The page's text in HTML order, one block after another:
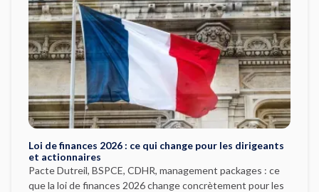
Loi de finances 2026 : ce qui change pour les dirigeants
et actionnaires
Pacte Dutreil, BSPCE, CDHR, management packages : ce
que la loi de finances 2026 change concrètement pour les